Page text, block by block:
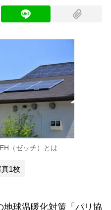
（ゼッチ）とは
1枚
球温暖化対策「パリ協